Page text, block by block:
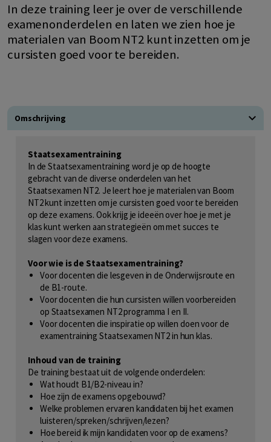
In deze training leer je over de verschillende
examenonderdelen en laten we zien hoe je
materialen van Boom NT2 kunt inzetten om je
cursisten goed voor te bereiden.
Omschrijving
Staatsexamentraining
In de Staatsexamentraining word je op de hoogte
gebracht van de diverse onderdelen van het
Staatsexamen NT2. Je leert hoe je materialen van Boom
NT2 kunt inzetten om je cursisten goed voor te bereiden
op deze examens. Ook krijg je ideeën over hoe je met je
klas kunt werken aan strategieën om met succes te
slagen voor deze examens.
Voor wie is de Staatsexamentraining?
Voor docenten die lesgeven in de Onderwijsroute en
de B1-route.
Voor docenten die hun cursisten willen voorbereiden
op Staatsexamen NT2 programma I en II.
Voor docenten die inspiratie op willen doen voor de
examentraining Staatsexamen NT2 in hun klas.
Inhoud van de training
De training bestaat uit de volgende onderdelen:
Wat houdt B1/B2-niveau in?
Hoe zijn de examens opgebouwd?
Welke problemen ervaren kandidaten bij het examen
luisteren/spreken/schrijven/lezen?
Hoe bereid ik mijn kandidaten voor op de examens?